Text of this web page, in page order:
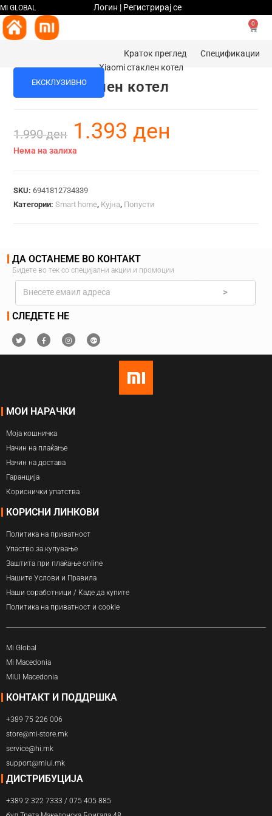
MI GLOBAL Логин | Регистрирај се
0
Краток преглед Спецификации
%ЕКСКЛУЗИВНО
Xiaomi стаклен котел
1.990ден 1.393ден
Нема на залиха
SKU:6941812734339
Категории:Smart home, Кујна, Попусти
ДА ОСТАНЕМЕ ВО КОНТАКТ
Бидете во тек со специјални акции и промоции
>
СЛЕДЕТЕ НЕ
МОИ НАРАЧКИ
Моја кошничка
Начин на плаќање
Начин на достава
Гаранција
Кориснички упатства
КОРИСНИ ЛИНКОВИ
Политика на приватност
Упаство за купување
Заштита при плаќање online
Нашите Услови и Правила
Наши соработници / Каде да купите
Политика на приватност и cookie
Mi Global
Mi Macedonia
MIUI Macedonia
КОНТАКТ И ПОДДРШКА
+389 75 226 006
store@mi-store.mk
service@hi.mk
support@miui.mk
ДИСТРИБУЦИЈА
+389 2 322 7333 / 075 405 885